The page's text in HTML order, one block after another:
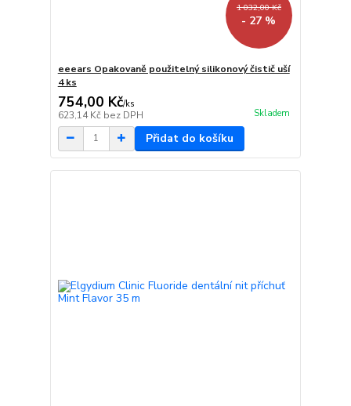
1 032,00 Kč
- 27 %
eeears Opakovaně použitelný silikonový čistič uší
4 ks
754,00 Kč/ks
623,14 Kč bez DPH Skladem
Přidat do košíku